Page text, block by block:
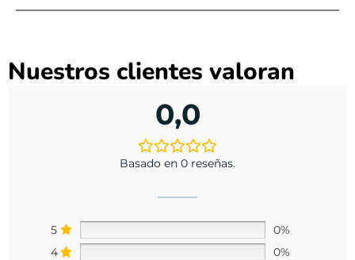
Nuestros clientes valoran
0,0
Basado en 0 reseñas.
5
0%
4
0%